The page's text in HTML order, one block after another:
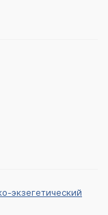
экзегетический